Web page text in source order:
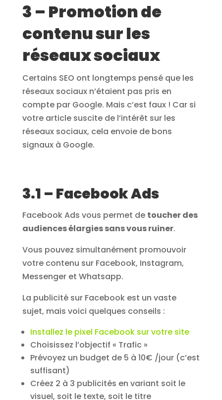
3 – Promotion de
contenu sur les
réseaux sociaux
Certains SEO ont longtemps pensé que les
réseaux sociaux n’étaient pas pris en
compte par Google. Mais c’est faux ! Car si
votre article suscite de l’intérêt sur les
réseaux sociaux, cela envoie de bons
signaux à Google.
3.1 – Facebook Ads
Facebook Ads vous permet de toucher des
audiences élargies sans vous ruiner.
Vous pouvez simultanément promouvoir
votre contenu sur Facebook, Instagram,
Messenger et Whatsapp.
La publicité sur Facebook est un vaste
sujet, mais voici quelques conseils :
Installez le pixel Facebook sur votre site
Choisissez l’objectif « Trafic »
Prévoyez un budget de 5 à 10€ /jour (c’est
suffisant)
Créez 2 à 3 publicités en variant soit le
visuel, soit le texte, soit le titre